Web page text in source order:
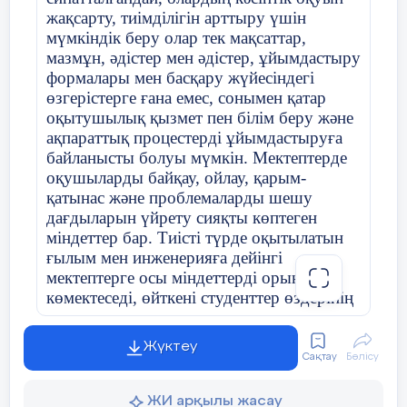
тарихы 10 сыныпта «Ұлы Жібек жолы
және оның тармақтары» тақырыбын өткен
кезде «Ұлы Жібек жолының пайда болу
тарихынан» мәліметтер берген кезде
электорнды оқулықтан үзінді алынып,
анықтама беруге болады. «Ұлы Жібек
жолының шаруашылыққа тигізген
әсері»тақырыпшасы бойынша берілген
мәлімет, анықтамалар оқушылардың таным
дағдысын қалыптастыруға ықпал еттеді
Сонымен қатар түрлі суреттер, кестелер
мен сызбалар, слайдтар көрсетіледі.
Электронды оқулықты қолдану
оқушылардың жоғары белсенді
дүниетанымын және өзіндік жұмыс аясын
кеңейтеді.
Мен өзім жасаған «Туған жер тарихы»
атты үйірме жұмысына арналған
электронды оқулықты сабағымда
пайдаланамын. Электоронды оқулықты
жақсарту, тиімділігін арттыру үшін
мүмкіндік беру олар тек мақсаттар,
мазмұн, әдістер мен әдістер, ұйымдастыру
формалары мен басқару жүйесіндегі
өзгерістерге ғана емес, сонымен қатар
оқытушылық қызмет пен білім беру және
ақпараттық процестерді ұйымдастыруға
байланысты болуы мүмкін. Мектептерде
оқушыларды байқау, ойлау, қарым-
қатынас және проблемаларды шешу
дағдыларын үйрету сияқты көптеген
міндеттер бар. Тиісті түрде оқытылатын
ғылым мен инженерияға дейінгі
мектептерге осы міндеттерді орындауға
көмектеседі, өйткені студенттер өздерінің
оқу пәндері бойынша алған білімдері мен
дағдыларын ғылым мен инженерияға
дейінгі сабақтарда практикалық
мәселелерді шешу үшін қолдана алады.
Атап айтқанда, басшылықпен шынайы
Жүктеу
Сақтау Бөлісу
ЖИ арқылы жасау